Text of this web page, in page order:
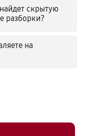
скрытую
разборки?
на